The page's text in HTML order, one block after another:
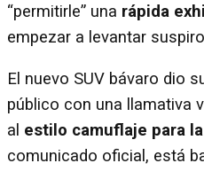
“permitirle” una rápida
empezar a levantar
El nuevo SUV bávaro dio
público con una llamativa
al estilo camuflaje para
comunicado oficial, está